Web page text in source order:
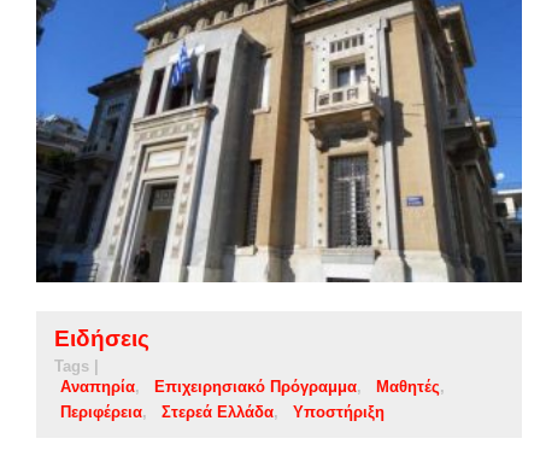
Ειδήσεις
Tags |
Αναπηρία
Επιχειρησιακό Πρόγραμμα
Μαθητές
Περιφέρεια
Στερεά Ελλάδα Υποστήριξη